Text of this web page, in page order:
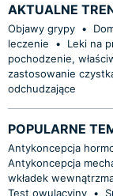
AKTUALNE
Objawy grypy •
leczenie
• Leki na
pochodzenie,
zastosowanie
odchudzające
POPULARNE
Antykoncepcja
Antykoncepcja
wkładek
Test owulacyjny •